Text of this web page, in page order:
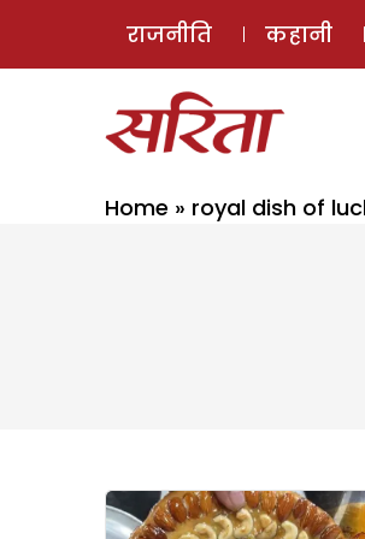
राजनीति कहानी
Home » royal dish of